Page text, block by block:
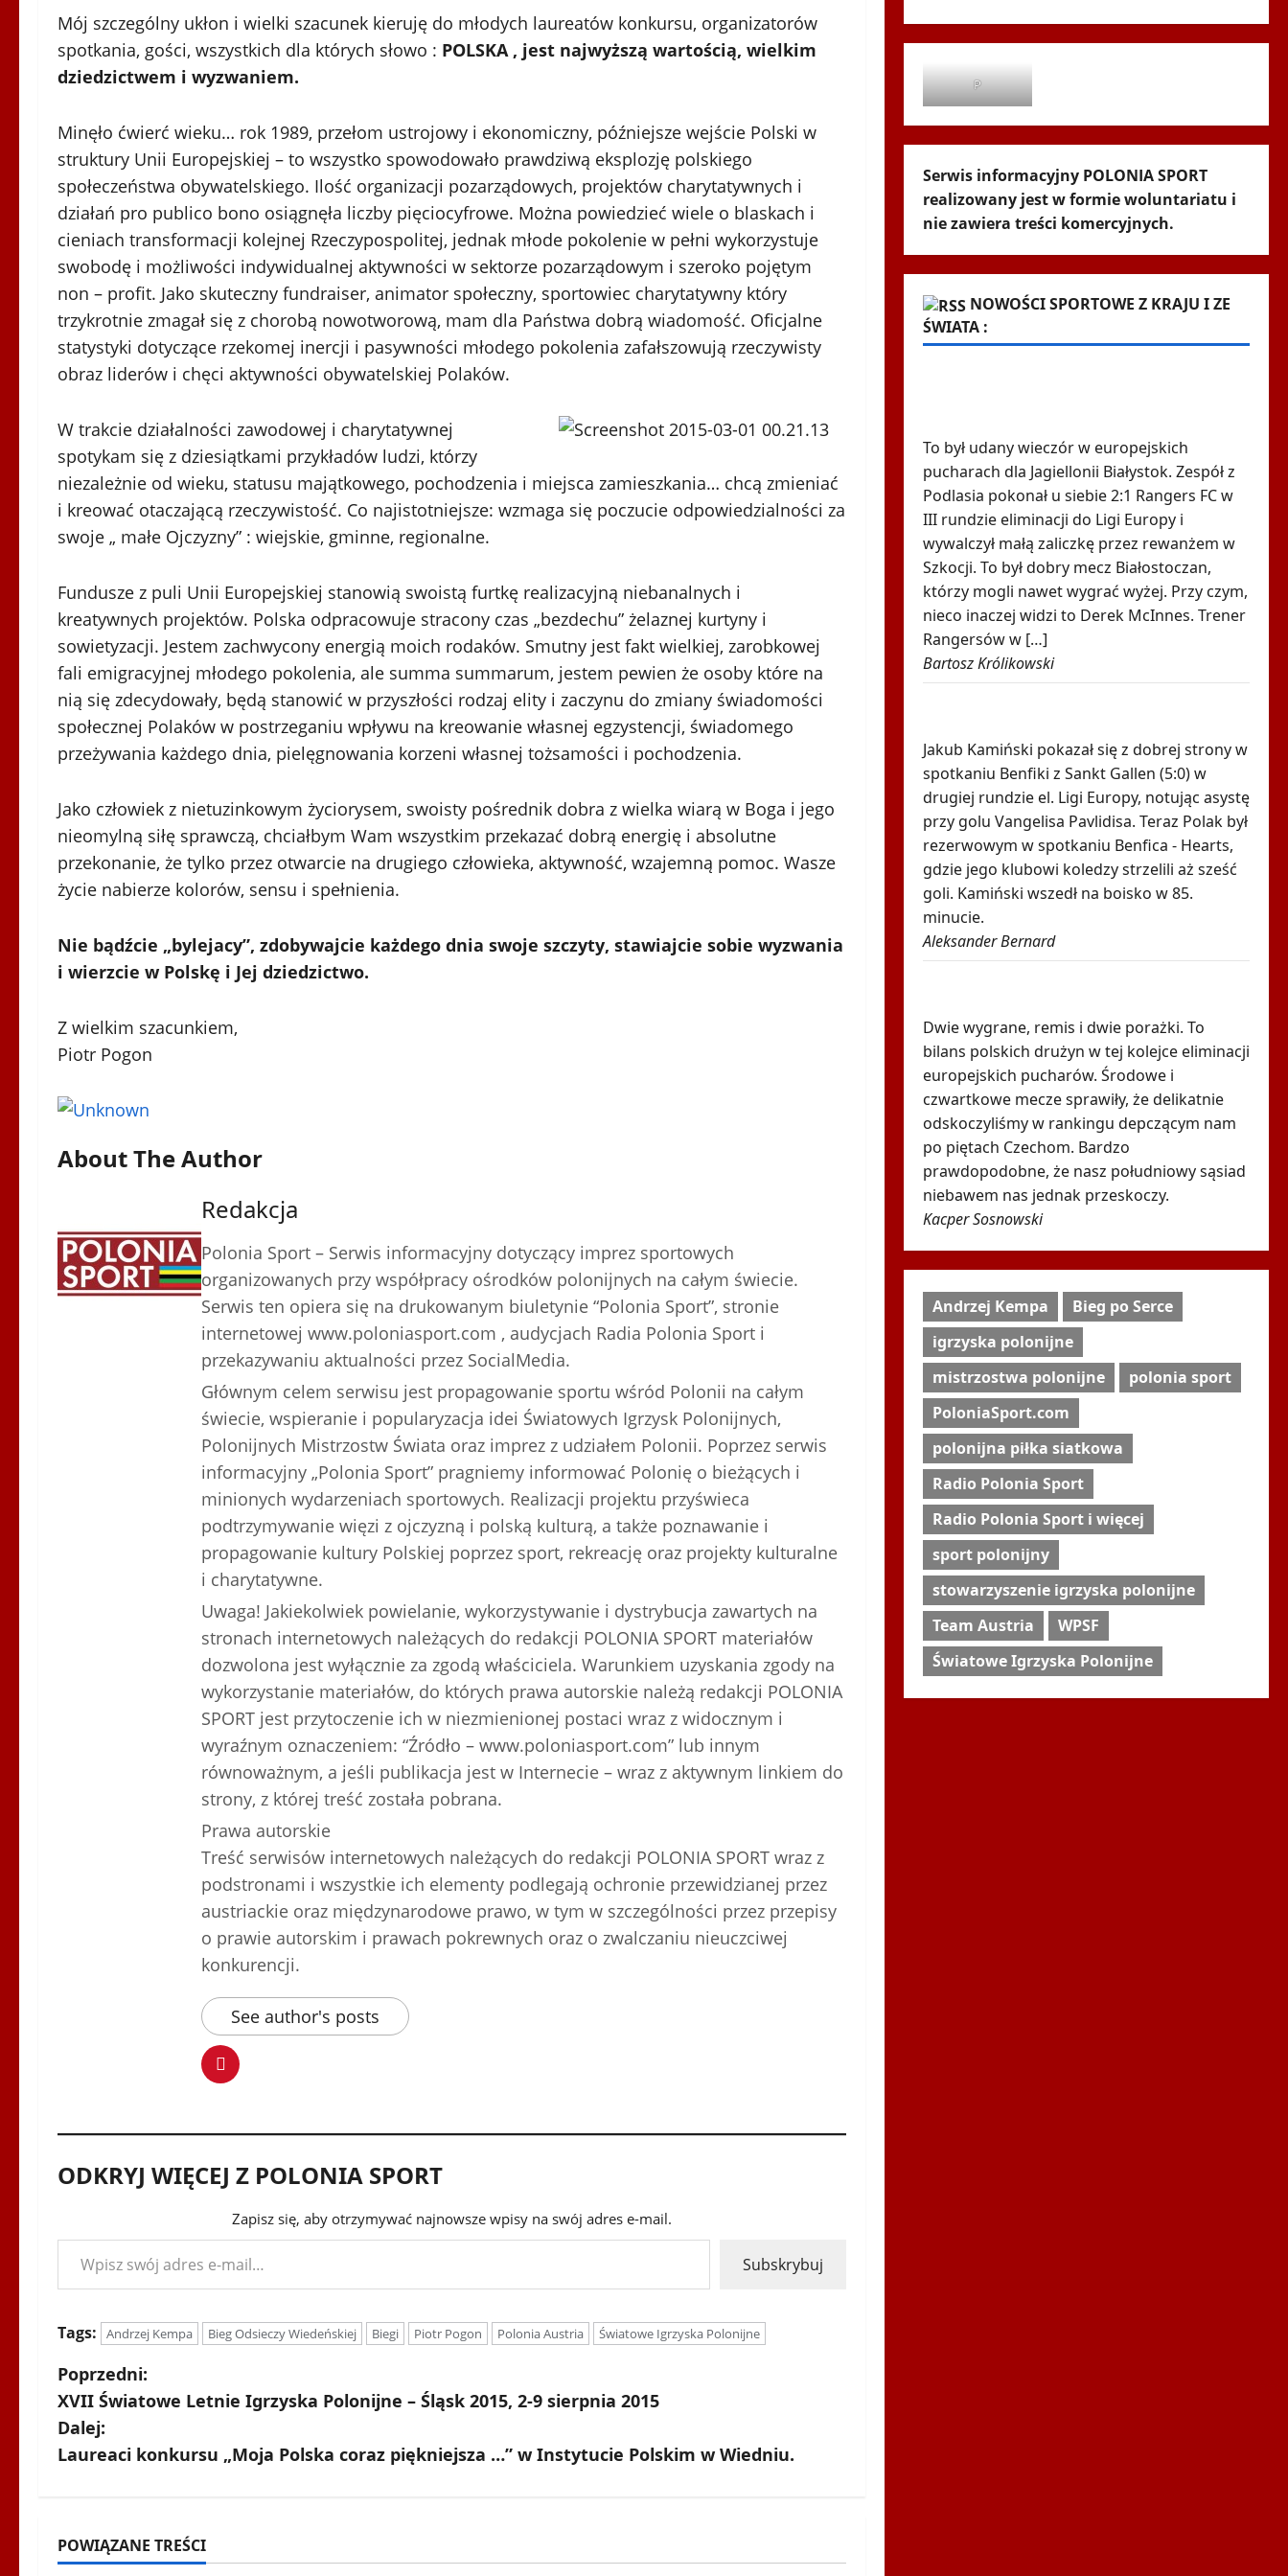
Mój szczególny ukłon i wielki szacunek kieruję do młodych laureatów konkursu, organizatorów
spotkania, gości, wszystkich dla których słowo : POLSKA , jest najwyższą wartością, wielkim
dziedzictwem i wyzwaniem.
Minęło ćwierć wieku… rok 1989, przełom ustrojowy i ekonomiczny, późniejsze wejście Polski w
struktury Unii Europejskiej – to wszystko spowodowało prawdziwą eksplozję polskiego
społeczeństwa obywatelskiego. Ilość organizacji pozarządowych, projektów charytatywnych i
działań pro publico bono osiągnęła liczby pięciocyfrowe. Można powiedzieć wiele o blaskach i
cieniach transformacji kolejnej Rzeczypospolitej, jednak młode pokolenie w pełni wykorzystuje
swobodę i możliwości indywidualnej aktywności w sektorze pozarządowym i szeroko pojętym
non – profit. Jako skuteczny fundraiser, animator społeczny, sportowiec charytatywny który
trzykrotnie zmagał się z chorobą nowotworową, mam dla Państwa dobrą wiadomość. Oficjalne
statystyki dotyczące rzekomej inercji i pasywności młodego pokolenia zafałszowują rzeczywisty
obraz liderów i chęci aktywności obywatelskiej Polaków.
W trakcie działalności zawodowej i charytatywnej
spotykam się z dziesiątkami przykładów ludzi, którzy
niezależnie od wieku, statusu majątkowego, pochodzenia i miejsca zamieszkania… chcą zmieniać
i kreować otaczającą rzeczywistość. Co najistotniejsze: wzmaga się poczucie odpowiedzialności za
swoje „ małe Ojczyzny” : wiejskie, gminne, regionalne.
Fundusze z puli Unii Europejskiej stanowią swoistą furtkę realizacyjną niebanalnych i
kreatywnych projektów. Polska odpracowuje stracony czas „bezdechu” żelaznej kurtyny i
sowietyzacji. Jestem zachwycony energią moich rodaków. Smutny jest fakt wielkiej, zarobkowej
fali emigracyjnej młodego pokolenia, ale summa summarum, jestem pewien że osoby które na
nią się zdecydowały, będą stanowić w przyszłości rodzaj elity i zaczynu do zmiany świadomości
społecznej Polaków w postrzeganiu wpływu na kreowanie własnej egzystencji, świadomego
przeżywania każdego dnia, pielęgnowania korzeni własnej tożsamości i pochodzenia.
Jako człowiek z nietuzinkowym życiorysem, swoisty pośrednik dobra z wielka wiarą w Boga i jego
nieomylną siłę sprawczą, chciałbym Wam wszystkim przekazać dobrą energię i absolutne
przekonanie, że tylko przez otwarcie na drugiego człowieka, aktywność, wzajemną pomoc. Wasze
życie nabierze kolorów, sensu i spełnienia.
Nie bądźcie „bylejacy”, zdobywajcie każdego dnia swoje szczyty, stawiajcie sobie wyzwania
i wierzcie w Polskę i Jej dziedzictwo.
Z wielkim szacunkiem,
Piotr Pogon
About The Author
Redakcja
Polonia Sport – Serwis informacyjny dotyczący imprez sportowych
organizowanych przy współpracy ośrodków polonijnych na całym świecie.
Serwis ten opiera się na drukowanym biuletynie “Polonia Sport”, stronie
internetowej www.poloniasport.com , audycjach Radia Polonia Sport i
przekazywaniu aktualności przez SocialMedia.
Głównym celem serwisu jest propagowanie sportu wśród Polonii na całym
świecie, wspieranie i popularyzacja idei Światowych Igrzysk Polonijnych,
Polonijnych Mistrzostw Świata oraz imprez z udziałem Polonii. Poprzez serwis
informacyjny „Polonia Sport” pragniemy informować Polonię o bieżących i
minionych wydarzeniach sportowych. Realizacji projektu przyświeca
podtrzymywanie więzi z ojczyzną i polską kulturą, a także poznawanie i
propagowanie kultury Polskiej poprzez sport, rekreację oraz projekty kulturalne
i charytatywne.
Uwaga! Jakiekolwiek powielanie, wykorzystywanie i dystrybucja zawartych na
stronach internetowych należących do redakcji POLONIA SPORT materiałów
dozwolona jest wyłącznie za zgodą właściciela. Warunkiem uzyskania zgody na
wykorzystanie materiałów, do których prawa autorskie należą redakcji POLONIA
SPORT jest przytoczenie ich w niezmienionej postaci wraz z widocznym i
wyraźnym oznaczeniem: “Źródło – www.poloniasport.com” lub innym
równoważnym, a jeśli publikacja jest w Internecie – wraz z aktywnym linkiem do
strony, z której treść została pobrana.
Prawa autorskie
Treść serwisów internetowych należących do redakcji POLONIA SPORT wraz z
podstronami i wszystkie ich elementy podlegają ochronie przewidzianej przez
austriackie oraz międzynarodowe prawo, w tym w szczególności przez przepisy
o prawie autorskim i prawach pokrewnych oraz o zwalczaniu nieuczciwej
konkurencji.
See author's posts
ODKRYJ WIĘCEJ Z POLONIA SPORT
Zapisz się, aby otrzymywać najnowsze wpisy na swój adres e-mail.
Wpisz swój adres e-mail…
Subskrybuj
Tags: Andrzej Kempa Bieg Odsieczy Wiedeńskiej Biegi Piotr Pogon Polonia Austria Światowe Igrzyska Polonijne
Z
o
b
c
Poprzedni:
XVII Światowe Letnie Igrzyska Polonijne – Śląsk 2015, 2-9 sierpnia 2015
Dalej:
Laureaci konkursu „Moja Polska coraz piękniejsza …” w Instytucie Polskim w Wiedniu.
POWIĄZANE TREŚCI
Inne
Nordic Walking
Ogłoszenia
P
Serwis informacyjny POLONIA SPORT
realizowany jest w formie woluntariatu i
nie zawiera treści komercyjnych.
NOWOŚCI SPORTOWE Z KRAJU I ZE
ŚWIATA :
To był udany wieczór w europejskich
pucharach dla Jagiellonii Białystok. Zespół z
Podlasia pokonał u siebie 2:1 Rangers FC w
III rundzie eliminacji do Ligi Europy i
wywalczył małą zaliczkę przez rewanżem w
Szkocji. To był dobry mecz Białostoczan,
którzy mogli nawet wygrać wyżej. Przy czym,
nieco inaczej widzi to Derek McInnes. Trener
Rangersów w […]
Bartosz Królikowski
Jakub Kamiński pokazał się z dobrej strony w
spotkaniu Benfiki z Sankt Gallen (5:0) w
drugiej rundzie el. Ligi Europy, notując asystę
przy golu Vangelisa Pavlidisa. Teraz Polak był
rezerwowym w spotkaniu Benfica - Hearts,
gdzie jego klubowi koledzy strzelili aż sześć
goli. Kamiński wszedł na boisko w 85.
minucie.
Aleksander Bernard
Dwie wygrane, remis i dwie porażki. To
bilans polskich drużyn w tej kolejce eliminacji
europejskich pucharów. Środowe i
czwartkowe mecze sprawiły, że delikatnie
odskoczyliśmy w rankingu depczącym nam
po piętach Czechom. Bardzo
prawdopodobne, że nasz południowy sąsiad
niebawem nas jednak przeskoczy.
Kacper Sosnowski
Andrzej Kempa
Bieg po Serce
igrzyska polonijne
mistrzostwa polonijne
polonia sport
PoloniaSport.com
polonijna piłka siatkowa
Radio Polonia Sport
Radio Polonia Sport i więcej
sport polonijny
stowarzyszenie igrzyska polonijne
Team Austria
WPSF
Światowe Igrzyska Polonijne